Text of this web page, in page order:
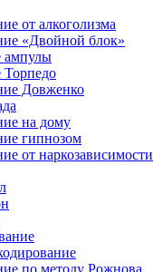
от алкоголизма
«Двойной блок»
ампулы
Довженко
на дому
гипнозом
от наркозависимости
по методу Рожнова